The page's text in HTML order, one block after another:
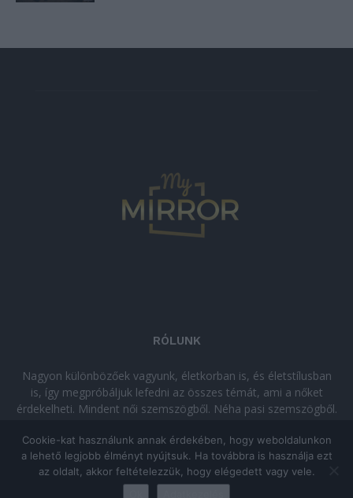
RÓLUNK
Nagyon különbözőek vagyunk, életkorban is, és életstílusban
is, így megpróbáljuk lefedni az összes témát, ami a nőket
érdekelheti. Mindent női szemszögből. Néha pasi szemszögből.
kikapcsolódásra vágysz!
© Copyright 2026 - mymirror.huADATKEZELÉSI TÁJÉKOZTATÓ
Cookie-kat használunk annak érdekében, hogy weboldalunkon
a lehető legjobb élményt nyújtsuk. Ha továbbra is használja ezt
az oldalt, akkor feltételezzük, hogy elégedett vagy vele.